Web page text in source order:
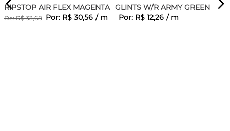
RIPSTOP AIR FLEX MAGENTA
De:R$ 33,68 Por: R$ 30,56 / m
GLINTS W/R ARMY GREEN
Por: R$ 12,26 / m